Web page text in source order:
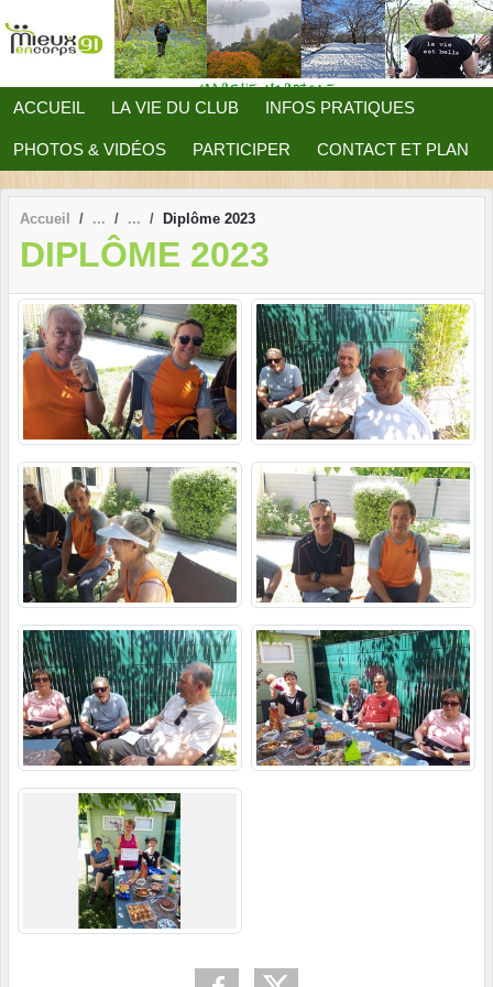
ACCUEIL LA VIE DU CLUB INFOS PRATIQUES
PHOTOS & VIDÉOS PARTICIPER CONTACT ET PLAN
Accueil Diplôme 2023
DIPLÔME 2023
Panneau de gestion des cookies